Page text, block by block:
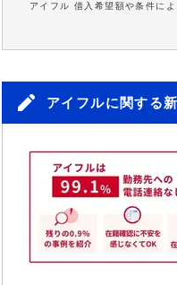
アイフル 借入希望額や条件に
アイフルに関する